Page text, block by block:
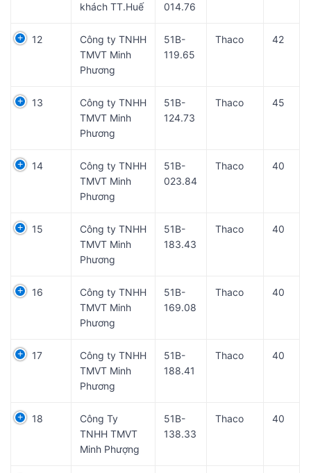
khách TT.Huế
014.76
12
Công ty TNHH
TMVT Minh
Phương
51B-
119.65
Thaco 42
13
Công ty TNHH
TMVT Minh
Phương
51B-
124.73
Thaco 45
14
Công ty TNHH
TMVT Minh
Phương
51B-
023.84
Thaco 40
15
Công ty TNHH
TMVT Minh
Phương
51B-
183.43
Thaco 40
16
Công ty TNHH
TMVT Minh
Phương
51B-
169.08
Thaco 40
17
Công ty TNHH
TMVT Minh
Phương
51B-
188.41
Thaco 40
18
Công Ty
TNHH TMVT
Minh Phượng
51B-
138.33
Thaco 40